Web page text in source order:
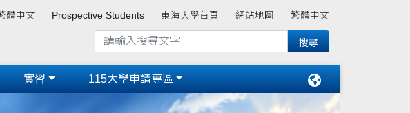
體中文 Prospective Students 東海大學首頁 網站地圖 繁體中文
實習 115大學申請專區